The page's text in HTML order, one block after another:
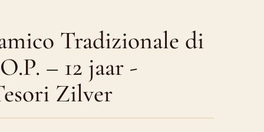
Tradizionale di
– 12 jaar -
Zilver